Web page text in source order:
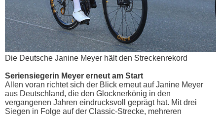
Die Deutsche Janine Meyer hält den Streckenrekord
Seriensiegerin Meyer erneut am Start
Allen voran richtet sich der Blick erneut auf Janine Meyer
aus Deutschland, die den Glocknerkönig in den
vergangenen Jahren eindrucksvoll geprägt hat. Mit drei
Siegen in Folge auf der Classic-Strecke, mehreren